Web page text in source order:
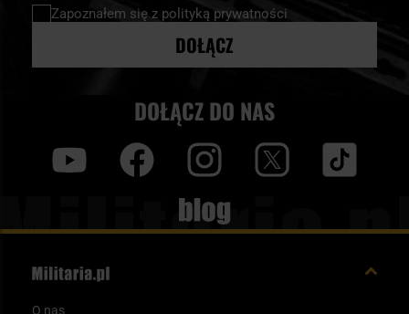
Zapoznałem się z polityką prywatności
DOŁĄCZ
DOŁĄCZ DO NAS
Blog
O nas